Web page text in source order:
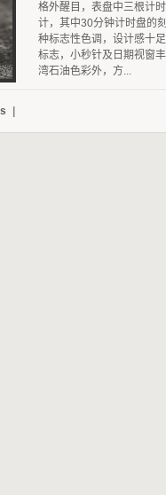
格外醒目，表盘中三根计
计，其中30分钟计时盘的
种标志性色调，设计感十
标志，小秒针及日期视窗
湾石油色彩外，方...